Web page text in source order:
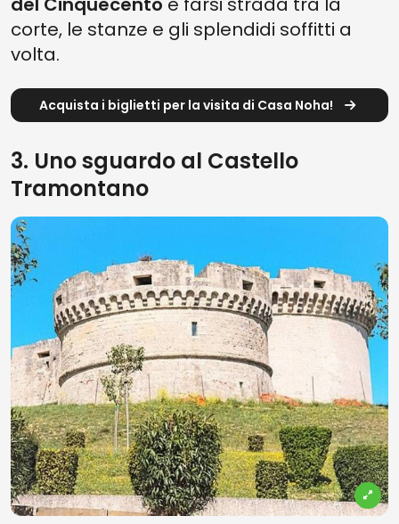
corte, le stanze e gli splendidi soffitti a
volta.
Acquista i biglietti per la visita di Casa Noha!
3. Uno sguardo al Castello
Tramontano